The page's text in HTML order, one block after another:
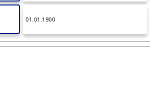
01.01.1900